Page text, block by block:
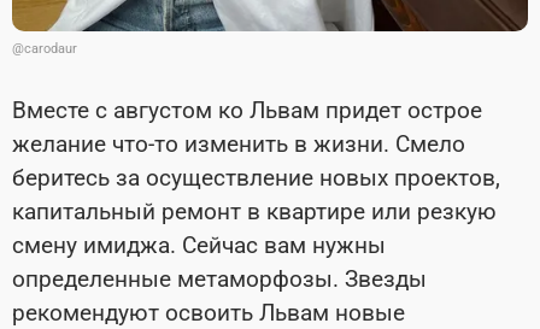
@carodaur
Вместе с августом ко Львам придет острое
желание что-то изменить в жизни. Смело
беритесь за осуществление новых проектов,
капитальный ремонт в квартире или резкую
смену имиджа. Сейчас вам нужны
определенные метаморфозы. Звезды
рекомендуют освоить Львам новые